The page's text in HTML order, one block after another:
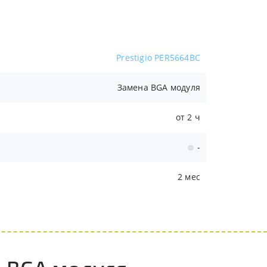
Prestigio PER5664BC
Замена BGA модуля
от 2 ч
-
2 мес